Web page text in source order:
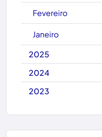
Cândido Sales
Caraíbas
Carinhanha
Caturama
Chapada Diamantina
Condeúba
Fevereiro
Janeiro
2025
2024
2023